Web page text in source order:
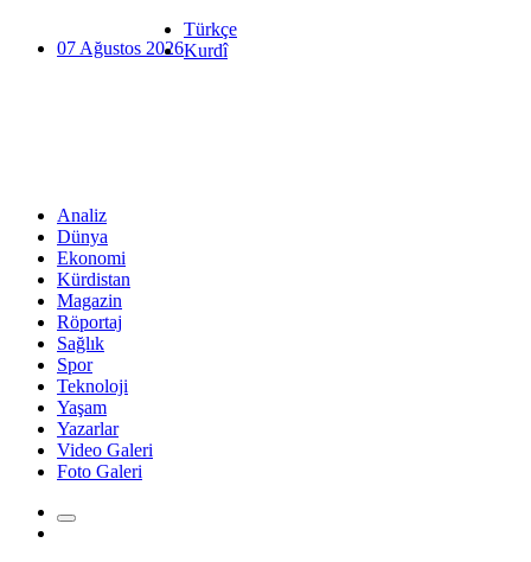
07 Ağustos 2026
Türkçe
Kurdî
Analiz
Dünya
Ekonomi
Kürdistan
Magazin
Röportaj
Sağlık
Spor
Teknoloji
Yaşam
Yazarlar
Video Galeri
Foto Galeri